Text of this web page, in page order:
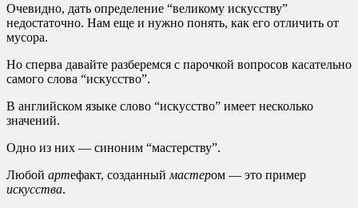
Очевидно, дать определение “великому искусству”
недостаточно. Нам еще и нужно понять, как его отличить от
мусора.
Но сперва давайте разберемся с парочкой вопросов касательно
самого слова “искусство”.
В английском языке слово “искусство” имеет несколько
значений.
Одно из них — синоним “мастерству”.
Любой артефакт, созданный мастером — это пример
искусства.